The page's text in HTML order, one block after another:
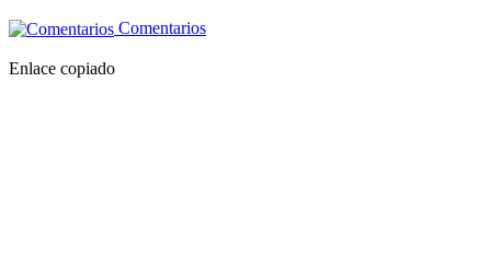
Comentarios
Enlace copiado